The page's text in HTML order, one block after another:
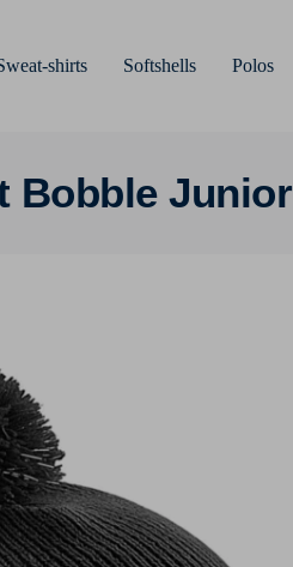
shirts Softshells Polos
Bobble Junior